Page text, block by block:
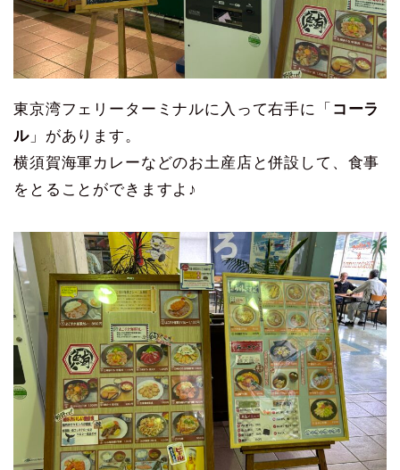
東京湾フェリーターミナルに入って右手に「 コーラ
ル」があります。
横須賀海軍カレーなどのお土産店と併設して、食事
をとることができますよ♪